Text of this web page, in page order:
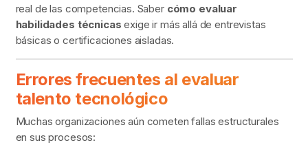
real de las competencias. Saber cómo evaluar
habilidades técnicas exige ir más allá de entrevistas
básicas o certificaciones aisladas.
Errores frecuentes al evaluar
talento tecnológico
Muchas organizaciones aún cometen fallas estructurales
en sus procesos: